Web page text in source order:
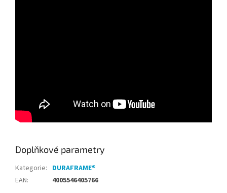
Doplňkové parametry
Kategorie: DURAFRAME®
EAN: 4005546405766